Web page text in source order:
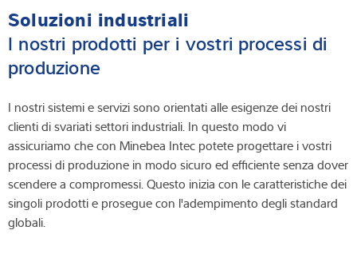
Soluzioni industriali
I nostri prodotti per i vostri processi di
produzione
I nostri sistemi e servizi sono orientati alle esigenze dei nostri
clienti di svariati settori industriali. In questo modo vi
assicuriamo che con Minebea Intec potete progettare i vostri
processi di produzione in modo sicuro ed efficiente senza dover
scendere a compromessi. Questo inizia con le caratteristiche dei
singoli prodotti e prosegue con l'adempimento degli standard
globali.